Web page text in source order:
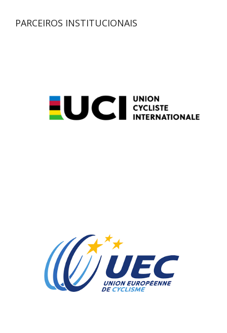
PARCEIROS INSTITUCIONAIS